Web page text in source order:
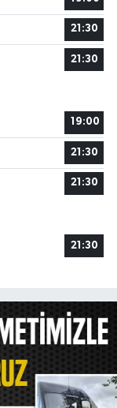
21:30
21:30
19:00
21:30
21:30
21:30